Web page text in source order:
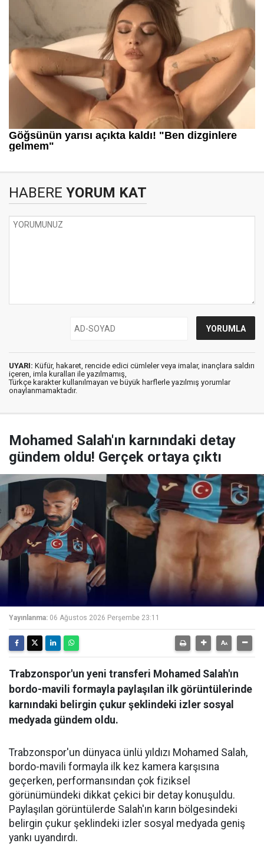
HABERE YORUM KAT
UYARI: Küfür, hakaret, rencide edici cümleler veya imalar, inançlara saldırı
içeren, imla kuralları ile yazılmamış,
Türkçe karakter kullanılmayan ve büyük harflerle yazılmış yorumlar
onaylanmamaktadır.
Mohamed Salah'ın karnındaki detay
gündem oldu! Gerçek ortaya çıktı
Yayınlanma: 06 Ağustos 2026 Perşembe 23:11
Trabzonspor'un yeni transferi Mohamed Salah'ın
bordo-mavili formayla paylaşılan ilk görüntülerinde
karnındaki belirgin çukur şeklindeki izler sosyal
medyada gündem oldu.
Trabzonspor'un dünyaca ünlü yıldızı Mohamed Salah,
bordo-mavili formayla ilk kez kamera karşısına
geçerken, performansından çok fiziksel
görünümündeki dikkat çekici bir detay konuşuldu.
Paylaşılan görüntülerde Salah'ın karın bölgesindeki
belirgin çukur şeklindeki izler sosyal medyada geniş
yankı uyandırdı.